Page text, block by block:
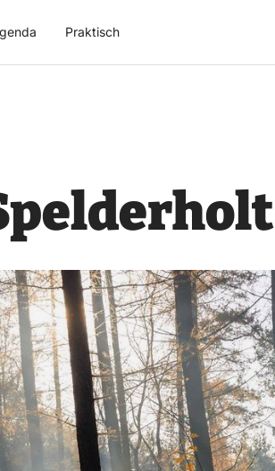
Praktisch